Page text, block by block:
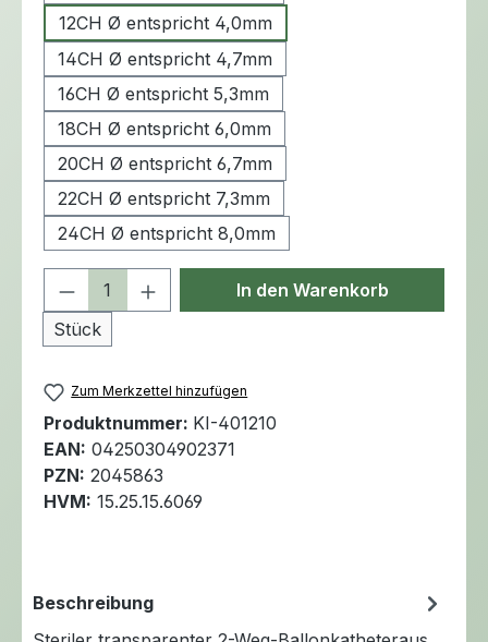
12CH Ø entspricht 4,0mm
14CH Ø entspricht 4,7mm
16CH Ø entspricht 5,3mm
18CH Ø entspricht 6,0mm
20CH Ø entspricht 6,7mm
22CH Ø entspricht 7,3mm
24CH Ø entspricht 8,0mm
Produkt Anzahl: Gib den
Stück
In den Warenkorb
Zum Merkzettel hinzufügen
Produktnummer: KI-401210
EAN: 04250304902371
PZN: 2045863
HVM: 15.25.15.6069
Beschreibung